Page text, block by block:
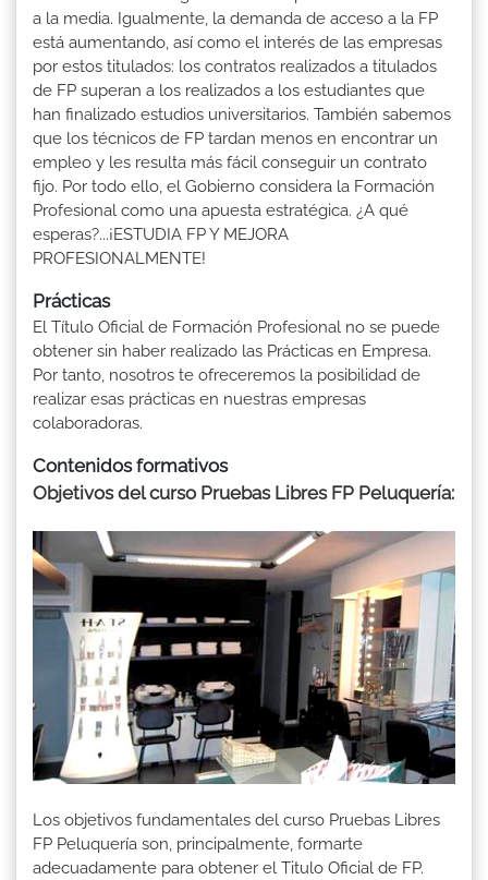
a la media. Igualmente, la demanda de acceso a la FP
está aumentando, así como el interés de las empresas
por estos titulados: los contratos realizados a titulados
de FP superan a los realizados a los estudiantes que
han finalizado estudios universitarios. También sabemos
que los técnicos de FP tardan menos en encontrar un
empleo y les resulta más fácil conseguir un contrato
fijo. Por todo ello, el Gobierno considera la Formación
Profesional como una apuesta estratégica. ¿A qué
esperas?...¡ESTUDIA FP Y MEJORA
PROFESIONALMENTE!
Prácticas
El Título Oficial de Formación Profesional no se puede
obtener sin haber realizado las Prácticas en Empresa.
Por tanto, nosotros te ofreceremos la posibilidad de
realizar esas prácticas en nuestras empresas
colaboradoras.
Contenidos formativos
Objetivos del curso Pruebas Libres FP Peluquería:
Los objetivos fundamentales del curso Pruebas Libres
FP Peluquería son, principalmente, formarte
adecuadamente para obtener el Titulo Oficial de FP.